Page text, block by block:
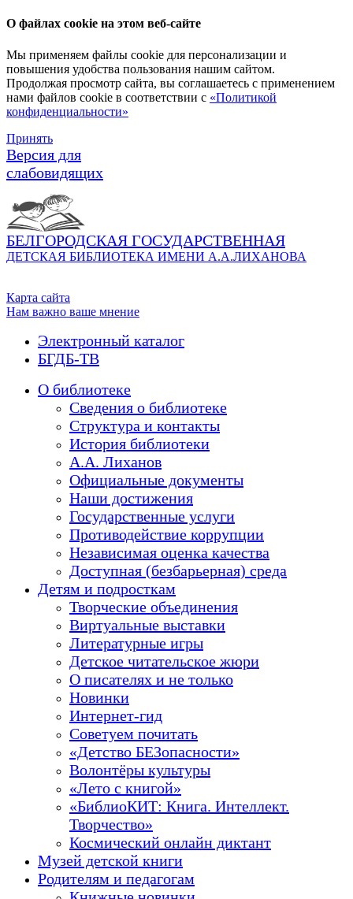
О файлах cookie на этом веб-сайте
Мы применяем файлы cookie для персонализации и
повышения удобства пользования нашим сайтом.
Продолжая просмотр сайта, вы соглашаетесь с применением
нами файлов cookie в соответствии с «Политикой
конфиденциальности»
Принять
Версия для
слабовидящих
БЕЛГОРОДСКАЯ ГОСУДАРСТВЕННАЯ
ДЕТСКАЯ БИБЛИОТЕКА ИМЕНИ А.А.ЛИХАНОВА
Карта сайта
Нам важно ваше мнение
Электронный каталог
БГДБ-ТВ
О библиотеке
Сведения о библиотеке
Структура и контакты
История библиотеки
А.А. Лиханов
Официальные документы
Наши достижения
Государственные услуги
Противодействие коррупции
Независимая оценка качества
Доступная (безбарьерная) среда
Детям и подросткам
Творческие объединения
Виртуальные выставки
Литературные игры
Детское читательское жюри
О писателях и не только
Новинки
Интернет-гид
Советуем почитать
«Детство БЕЗопасности»
Волонтёры культуры
«Лето с книгой»
«БиблиоКИТ: Книга. Интеллект.
Творчество»
Космический онлайн диктант
Музей детской книги
Родителям и педагогам